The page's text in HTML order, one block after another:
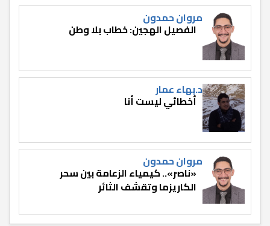
مروان حمدون
الفصيل الهجين: خطاب بلا وطن
د.بهاء عمار
أخطائي ليست أنا
مروان حمدون
«ناصر».. كيمياء الزعامة بين سحر
الكاريزما وتقشف الثائر